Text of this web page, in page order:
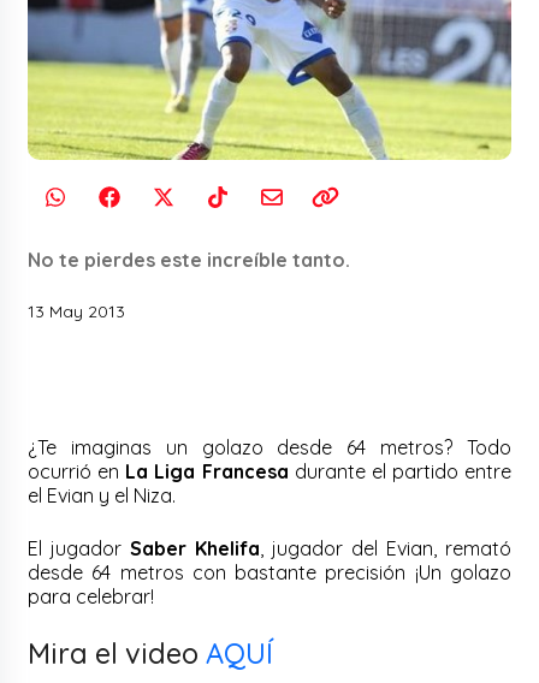
No te pierdes este increíble tanto.
13 May 2013
¿Te imaginas un golazo desde 64 metros? Todo
ocurrió en La Liga Francesa durante el partido entre
el Evian y el Niza.
El jugadorSaber Khelifa, jugador del Evian, remató
desde 64 metros con bastante precisión ¡Un golazo
para celebrar!
Mira el videoAQUÍ